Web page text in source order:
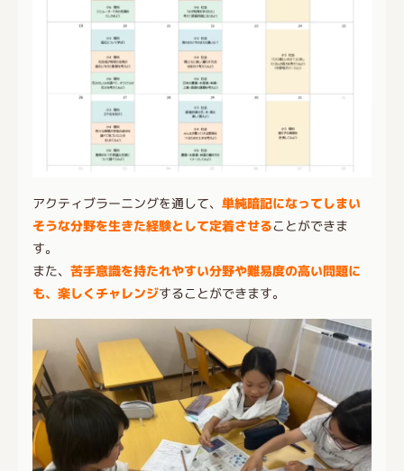
アクティブラーニングを通して、単純暗記になってしまい
そうな分野を生きた経験として定着させることができま
す。
また、苦手意識を持たれやすい分野や難易度の高い問題に
も、楽しくチャレンジすることができます。